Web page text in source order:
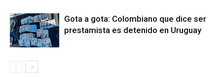
Gota a gota: Colombiano que dice ser
prestamista es detenido en Uruguay